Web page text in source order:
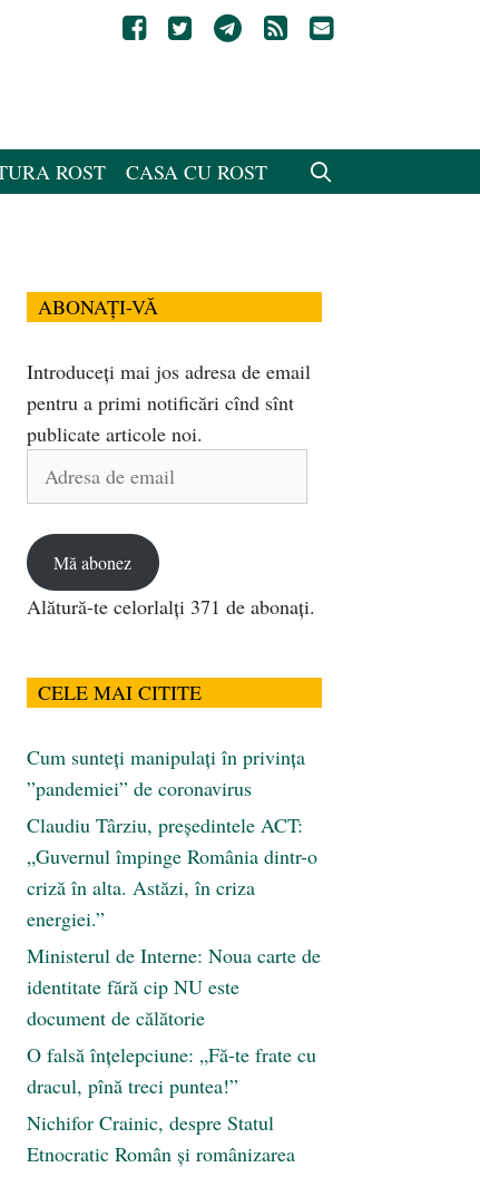
ROST CASA CU ROST
ABONAȚI-VĂ
Introduceți mai jos adresa de email
pentru a primi notificări cînd sînt
publicate articole noi.
Adresa
Mă abonez
Alătură-te celorlalți 371 de abonați.
CELE MAI CITITE
Cum sunteți manipulați în privința
”pandemiei” de coronavirus
Claudiu Târziu, președintele ACT:
„Guvernul împinge România dintr-o
criză în alta. Astăzi, în criza
energiei.”
Ministerul de Interne: Noua carte de
identitate fără cip NU este
document de călătorie
O falsă înțelepciune: „Fă-te frate cu
dracul, pînă treci puntea!”
Nichifor Crainic, despre Statul
Etnocratic Român şi românizarea